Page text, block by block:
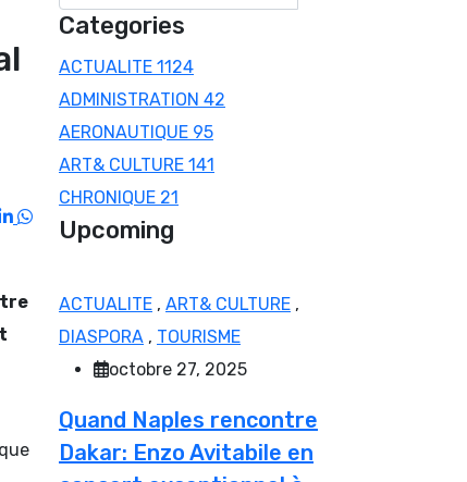
LinkedIn
Whatsapp
Categories
ACTUALITE 1124
ADMINISTRATION 42
AERONAUTIQUE 95
ART& CULTURE 141
CHRONIQUE 21
Upcoming
ACTUALITE , ART& CULTURE ,
DIASPORA , TOURISME
octobre 27, 2025
Quand Naples rencontre
Dakar: Enzo Avitabile en